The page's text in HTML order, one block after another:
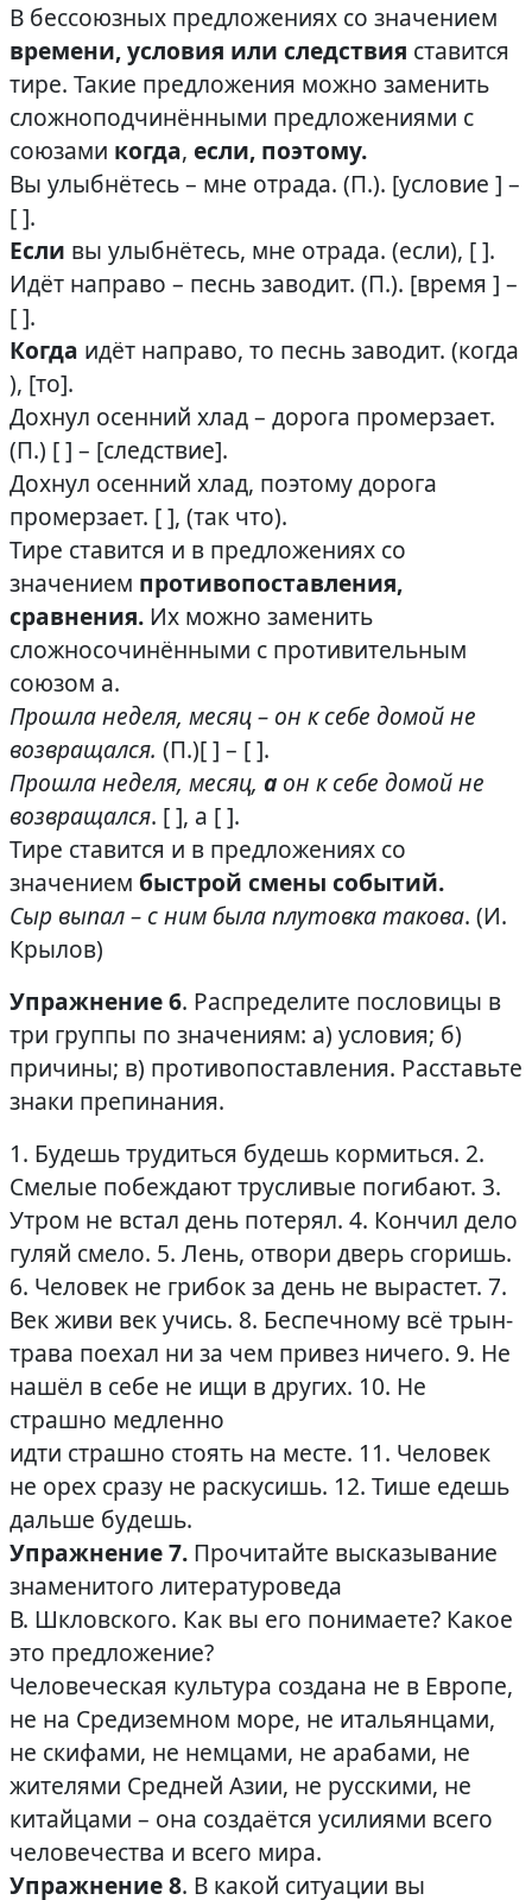
В бессоюзных предложениях со значением
времени, условия или следствия ставится
тире. Такие предложения можно заменить
сложноподчинёнными предложениями с
союзами когда, если, поэтому.
Вы улыбнётесь – мне отрада. (П.). [условие ] –
[ ].
Если вы улыбнётесь, мне отрада. (если), [ ].
Идёт направо – песнь заводит. (П.). [время ] –
[ ].
Когда идёт направо, то песнь заводит. (когда
), [то].
Дохнул осенний хлад – дорога промерзает.
(П.) [ ] – [следствие].
Дохнул осенний хлад, поэтому дорога
промерзает. [ ], (так что).
Тире ставится и в предложениях со
значением противопоставления,
сравнения. Их можно заменить
сложносочинёнными с противительным
союзом а.
Прошла неделя, месяц – он к себе домой не
возвращался. (П.)[ ] – [ ].
Прошла неделя, месяц, а он к себе домой не
возвращался. [ ], а [ ].
Тире ставится и в предложениях со
значением быстрой смены событий.
Сыр выпал – с ним была плутовка такова. (И.
Крылов)
Упражнение 6. Распределите пословицы в
три группы по значениям: а) условия; б)
причины; в) противопоставления. Расставьте
знаки препинания.
1. Будешь трудиться будешь кормиться. 2.
Смелые побеждают трусливые погибают. 3.
Утром не встал день потерял. 4. Кончил дело
гуляй смело. 5. Лень, отвори дверь сгоришь.
6. Человек не грибок за день не вырастет. 7.
Век живи век учись. 8. Беспечному всё трын-
трава поехал ни за чем привез ничего. 9. Не
нашёл в себе не ищи в других. 10. Не
страшно медленно
идти страшно стоять на месте. 11. Человек
не орех сразу не раскусишь. 12. Тише едешь
дальше будешь.
Упражнение 7. Прочитайте высказывание
знаменитого литературоведа
В. Шкловского. Как вы его понимаете? Какое
это предложение?
Человеческая культура создана не в Европе,
не на Средиземном море, не итальянцами,
не скифами, не немцами, не арабами, не
жителями Средней Азии, не русскими, не
китайцами – она создаётся усилиями всего
человечества и всего мира.
Упражнение 8. В какой ситуации вы